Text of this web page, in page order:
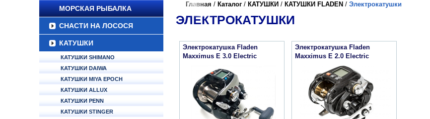
МОРСКАЯ РЫБАЛКА
СНАСТИ НА ЛОСОСЯ
КАТУШКИ
КАТУШКИ SHIMANO
КАТУШКИ DAIWA
КАТУШКИ MIYA EPOCH
КАТУШКИ ALLUX
КАТУШКИ PENN
КАТУШКИ STINGER
Главная / Каталог / КАТУШКИ / КАТУШКИ FLADEN / Электрокатушки
ЭЛЕКТРОКАТУШКИ
Электрокатушка Fladen
Maxximus E 3.0 Electric
Электрокатушка Fladen
Maxximus E 2.0 Electric